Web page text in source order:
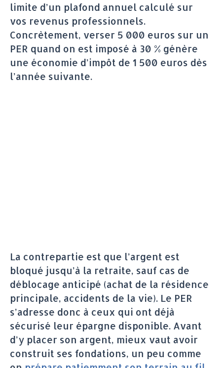
limite d’un plafond annuel calculé sur
vos revenus professionnels.
Concrètement, verser 5 000 euros sur un
PER quand on est imposé à 30 % génère
une économie d’impôt de 1 500 euros dès
l’année suivante.
La contrepartie est que l’argent est
bloqué jusqu’à la retraite, sauf cas de
déblocage anticipé (achat de la résidence
principale, accidents de la vie). Le PER
s’adresse donc à ceux qui ont déjà
sécurisé leur épargne disponible. Avant
d’y placer son argent, mieux vaut avoir
construit ses fondations, un peu comme